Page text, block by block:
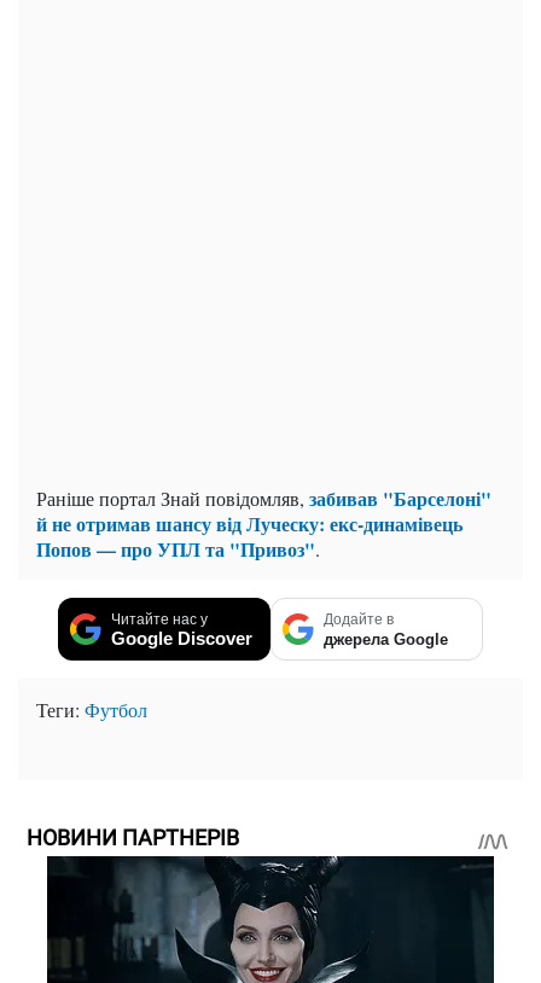
Раніше портал Знай повідомляв, забивав "Барселоні"
й не отримав шансу від Луческу: екс-динамівець
Попов — про УПЛ та "Привоз".
Читайте нас у
Google Discover
Додайте в
джерела Google
Теги: Футбол
НОВИНИ ПАРТНЕРІВ